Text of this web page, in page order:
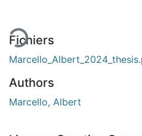
Fichiers
Authors
Marcello, Albert